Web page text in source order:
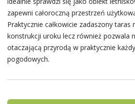
zapewni całoroczną przestrzeń
Praktycznie całkowicie zadaszony taras
konstrukcji uroku lecz również pozwala
otaczającą przyrodą w praktycznie
pogodowych.